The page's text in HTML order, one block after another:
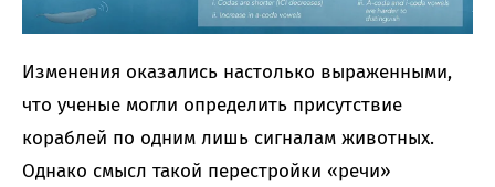
Изменения оказались настолько выраженными,
что ученые могли определить присутствие
кораблей по одним лишь сигналам животных.
Однако смысл такой перестройки «речи»